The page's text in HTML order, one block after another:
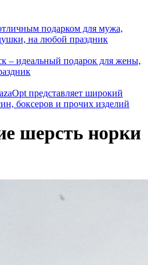
подарком для мужа,
на любой праздник
– идеальный подарок для жены,
представляет широкий
боксеров и прочих изделий
шерсть норки